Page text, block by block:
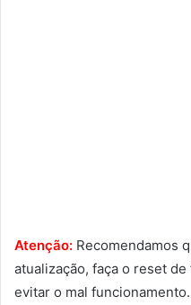
Atenção: Recomendamos
atualização, faça o reset
evitar o mal funcionamento.